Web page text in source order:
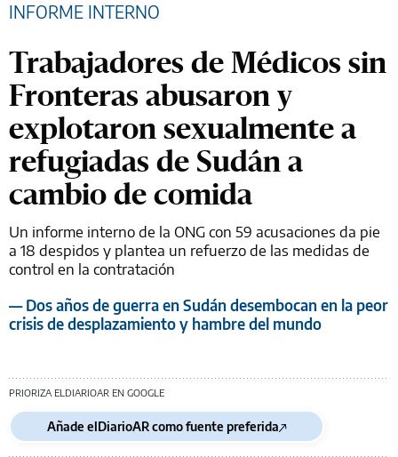
INFORME INTERNO
Trabajadores de Médicos sin
Fronteras abusaron y
explotaron sexualmente a
refugiadas de Sudán a
cambio de comida
Un informe interno de la ONG con 59 acusaciones da pie
a 18 despidos y plantea un refuerzo de las medidas de
control en la contratación
— Dos años de guerra en Sudán desembocan en la peor
crisis de desplazamiento y hambre del mundo
PRIORIZA ELDIARIOAR EN GOOGLE
Añade elDiarioAR como fuente preferida